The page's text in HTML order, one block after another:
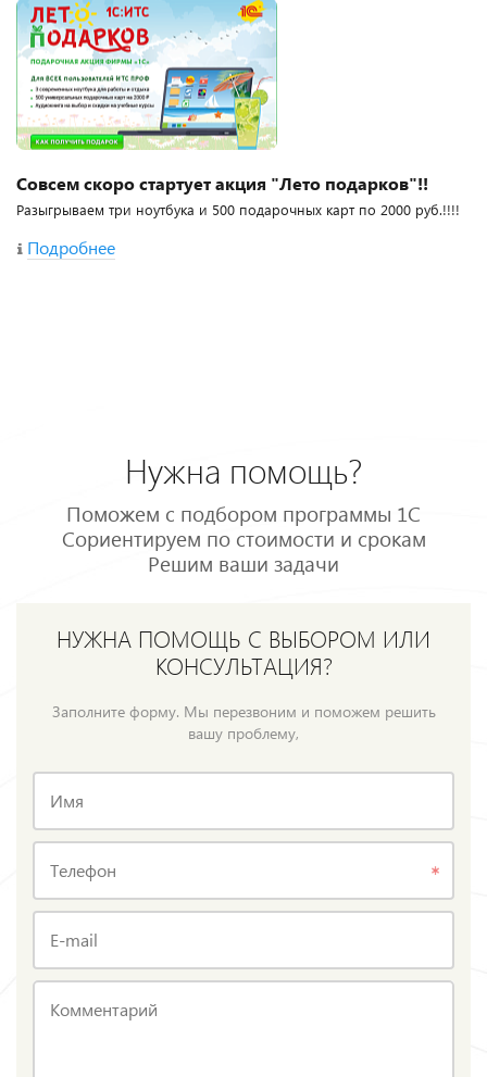
Совсем скоро стартует акция "Лето подарков"!!
Разыгрываем три ноутбука и 500 подарочных карт по 2000 руб.!!!!
Подробнее
Нужна помощь?
Поможем с подбором программы 1С
Сориентируем по стоимости и срокам
Решим ваши задачи
НУЖНА ПОМОЩЬ С ВЫБОРОМ ИЛИ
КОНСУЛЬТАЦИЯ?
Заполните форму. Мы перезвоним и поможем решить
вашу проблему,
Имя
Телефон
E-mail
Комментарий